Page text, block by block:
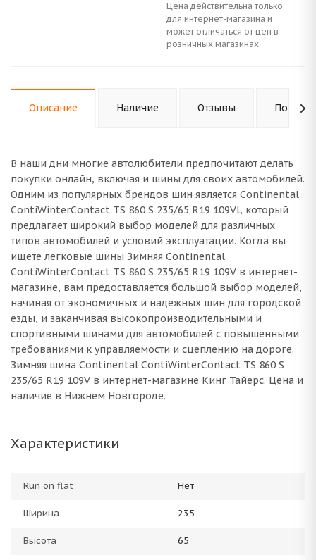
Цена действительна только
для интернет-магазина и
может отличаться от цен в
розничных магазинах
Описание Наличие Отзывы
В наши дни многие автолюбители предпочитают делать
покупки онлайн, включая и шины для своих автомобилей.
Одним из популярных брендов шин является Continental
ContiWinterContact TS 860 S 235/65 R19 109Vl, который
предлагает широкий выбор моделей для различных
типов автомобилей и условий эксплуатации. Когда вы
ищете легковые шины Зимняя Continental
ContiWinterContact TS 860 S 235/65 R19 109V в интернет-
магазине, вам предоставляется большой выбор моделей,
начиная от экономичных и надежных шин для городской
езды, и заканчивая высокопроизводительными и
спортивными шинами для автомобилей с повышенными
требованиями к управляемости и сцеплению на дороге.
Зимняя шина Continental ContiWinterContact TS 860 S
235/65 R19 109V в интернет-магазине Кинг Тайерс. Цена и
наличие в Нижнем Новгороде.
Характеристики
Run on flat Нет
Ширина 235
Высота 65